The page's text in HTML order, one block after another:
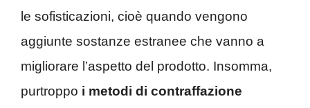
le sofisticazioni, cioè quando vengono
aggiunte sostanze estranee che vanno a
migliorare l’aspetto del prodotto. Insomma,
purtroppo i metodi di contraffazione